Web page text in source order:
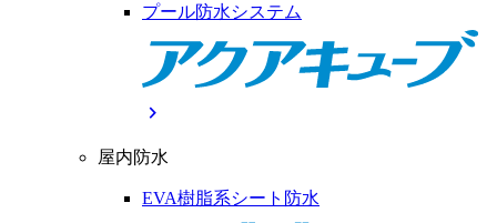
プール防水システム
chevron_right
屋内防水
EVA樹脂系シート防水